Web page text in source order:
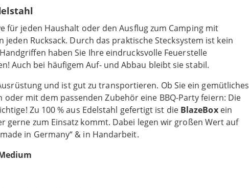
für jeden Haushalt oder den Ausflug zum Camping mit
Rucksack. Durch das praktische Stecksystem ist kein
haben Sie Ihre eindrucksvolle Feuerstelle
Auch bei häufigem Auf- und Abbau bleibt sie stabil.
und ist gut zu transportieren. Ob Sie ein gemütliches
mit dem passenden Zubehör eine BBQ-Party feiern: Die
Zu 100 % aus Edelstahl gefertigt ist die BlazeBoxein
gerne zum Einsatz kommt. Dabei legen wir großen Wert auf
in Germany“ & in Handarbeit.